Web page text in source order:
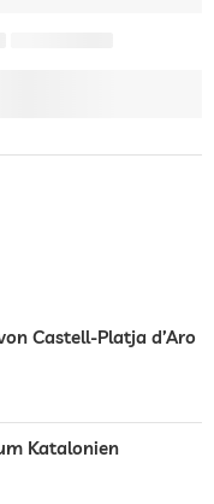
Castell-Platja d’Aro
Katalonien